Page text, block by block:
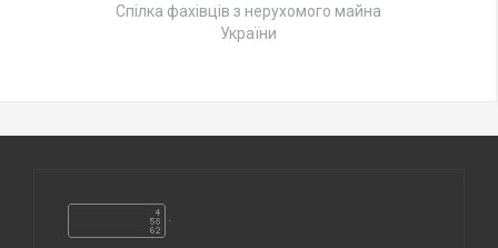
Спілка фахівців з нерухомого майна
України